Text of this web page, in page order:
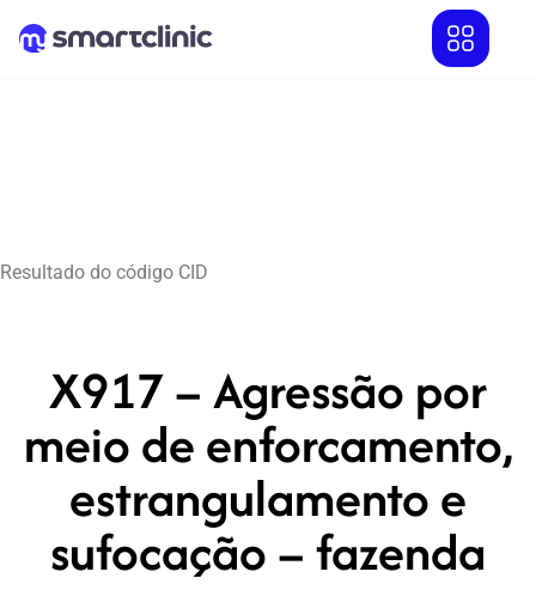
Resultado do código CID
X917 – Agressão por
meio de enforcamento,
estrangulamento e
sufocação – fazenda